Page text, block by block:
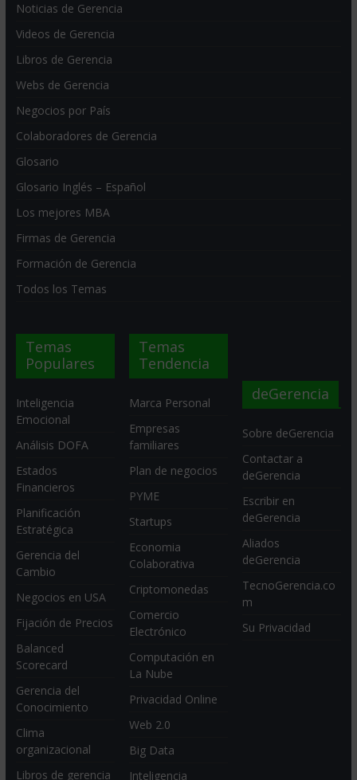
Noticias de Gerencia
Videos de Gerencia
Libros de Gerencia
Webs de Gerencia
Negocios por País
Colaboradores de Gerencia
Glosario
Glosario Inglés – Español
Los mejores MBA
Firmas de Gerencia
Formación de Gerencia
Todos los Temas
Temas
Populares
Inteligencia
Emocional
Análisis DOFA
Estados
Financieros
Planificación
Estratégica
Gerencia del
Cambio
Negocios en USA
Fijación de Precios
Balanced
Scorecard
Gerencia del
Conocimiento
Clima
organizacional
Libros de gerencia
Temas
Tendencia
Marca Personal
Empresas
familiares
Plan de negocios
PYME
Startups
Economia
Colaborativa
Criptomonedas
Comercio
Electrónico
Computación en
La Nube
Privacidad Online
Web 2.0
Big Data
Inteligencia
deGerencia
Sobre deGerencia
Contactar a
deGerencia
Escribir en
deGerencia
Aliados
deGerencia
TecnoGerencia.co
m
Su Privacidad